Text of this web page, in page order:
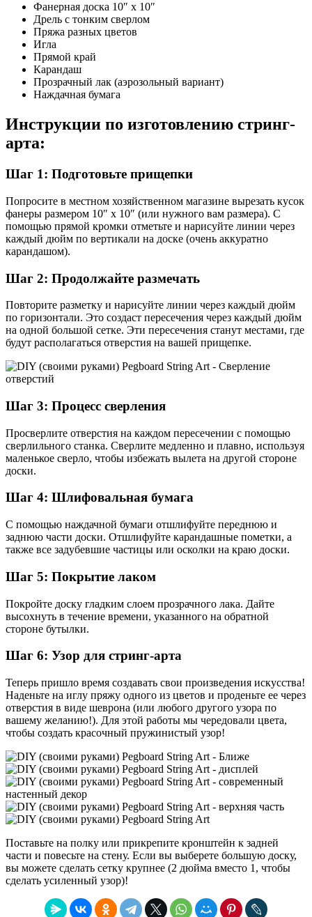
Фанерная доска 10″ x 10″
Дрель с тонким сверлом
Пряжа разных цветов
Игла
Прямой край
Карандаш
Прозрачный лак (аэрозольный вариант)
Наждачная бумага
Инструкции по изготовлению стринг-
арта:
Шаг 1: Подготовьте прищепки
Попросите в местном хозяйственном магазине вырезать кусок
фанеры размером 10″ x 10″ (или нужного вам размера). С
помощью прямой кромки отметьте и нарисуйте линии через
каждый дюйм по вертикали на доске (очень аккуратно
карандашом).
Шаг 2: Продолжайте размечать
Повторите разметку и нарисуйте линии через каждый дюйм
по горизонтали. Это создаст пересечения через каждый дюйм
на одной большой сетке. Эти пересечения станут местами, где
будут располагаться отверстия на вашей прищепке.
Шаг 3: Процесс сверления
Просверлите отверстия на каждом пересечении с помощью
сверлильного станка. Сверлите медленно и плавно, используя
маленькое сверло, чтобы избежать вылета на другой стороне
доски.
Шаг 4: Шлифовальная бумага
С помощью наждачной бумаги отшлифуйте переднюю и
заднюю части доски. Отшлифуйте карандашные пометки, а
также все задубевшие частицы или осколки на краю доски.
Шаг 5: Покрытие лаком
Покройте доску гладким слоем прозрачного лака. Дайте
высохнуть в течение времени, указанного на обратной
стороне бутылки.
Шаг 6: Узор для стринг-арта
Теперь пришло время создавать свои произведения искусства!
Наденьте на иглу пряжу одного из цветов и проденьте ее через
отверстия в виде шеврона (или любого другого узора по
вашему желанию!). Для этой работы мы чередовали цвета,
чтобы создать красочный пружинистый узор!
Поставьте на полку или прикрепите кронштейн к задней
части и повесьте на стену. Если вы выберете большую доску,
вы можете сделать сетку крупнее (2 дюйма вместо 1, чтобы
сделать усиленный узор)!